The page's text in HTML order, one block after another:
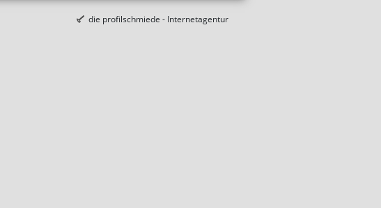
die profilschmiede - Internetagentur